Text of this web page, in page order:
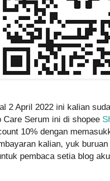
2 April 2022 ini kalian
Care Serum ini di shopee
10% dengan
kalian, yuk
pembaca setia blog